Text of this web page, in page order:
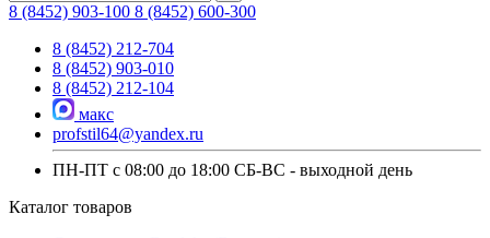
8 (8452) 903-100 8 (8452) 600-300
8 (8452) 212-704
8 (8452) 903-010
8 (8452) 212-104
макс
profstil64@yandex.ru
ПН-ПТ с 08:00 до 18:00 СБ-ВС - выходной день
Каталог товаров